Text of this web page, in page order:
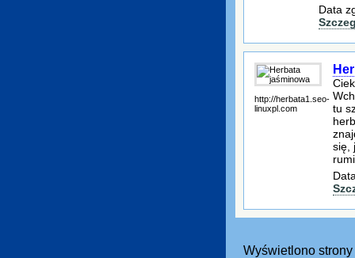
Data
http://herbata1.seo-
linuxpl.com
tu
się,
Wyświetlono